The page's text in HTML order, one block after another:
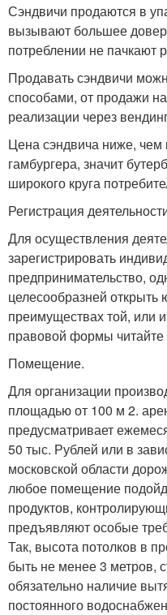
Сэндвичи продаются в
вызывают большее
потреблении не пачкают
Продавать сэндвичи
способами, от продажи
реализации через
Цена сэндвича ниже,
гамбургера, значит
широкого круга
Регистрация
Для осуществления
зарегистрировать
предпринимательство,
целесообразней
преимуществах той, или
правовой формы читайте
Помещение.
Для организации
площадью от 100 м 2.
предусматривает
50 тыс. Рублей или в
московской области
любое помещение
продуктов,
предъявляют особые
Так, высота потолков в
быть не менее 3 метров,
обязательно наличие
постоянного